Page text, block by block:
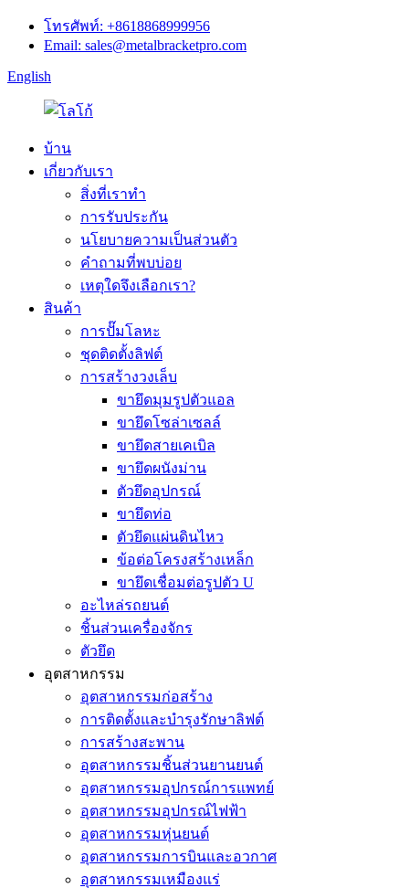
โทรศัพท์: +8618868999956
Email: sales@metalbracketpro.com
English
บ้าน
เกี่ยวกับเรา
สิ่งที่เราทำ
การรับประกัน
นโยบายความเป็นส่วนตัว
คำถามที่พบบ่อย
เหตุใดจึงเลือกเรา?
สินค้า
การปั๊มโลหะ
ชุดติดตั้งลิฟต์
การสร้างวงเล็บ
ขายึดมุมรูปตัวแอล
ขายึดโซล่าเซลล์
ขายึดสายเคเบิล
ขายึดผนังม่าน
ตัวยึดอุปกรณ์
ขายึดท่อ
ตัวยึดแผ่นดินไหว
ข้อต่อโครงสร้างเหล็ก
ขายึดเชื่อมต่อรูปตัว U
อะไหล่รถยนต์
ชิ้นส่วนเครื่องจักร
ตัวยึด
อุตสาหกรรม
อุตสาหกรรมก่อสร้าง
การติดตั้งและบำรุงรักษาลิฟต์
การสร้างสะพาน
อุตสาหกรรมชิ้นส่วนยานยนต์
อุตสาหกรรมอุปกรณ์การแพทย์
อุตสาหกรรมอุปกรณ์ไฟฟ้า
อุตสาหกรรมหุ่นยนต์
อุตสาหกรรมการบินและอวกาศ
อุตสาหกรรมเหมืองแร่